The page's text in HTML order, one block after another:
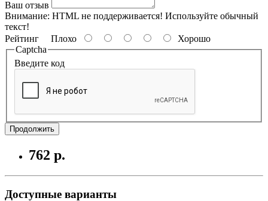
Ваш отзыв
Внимание: HTML не поддерживается! Используйте обычный
текст!
Рейтинг Плохо
Хорошо
Captcha
Введите код
Продолжить
762 р.
Доступные варианты